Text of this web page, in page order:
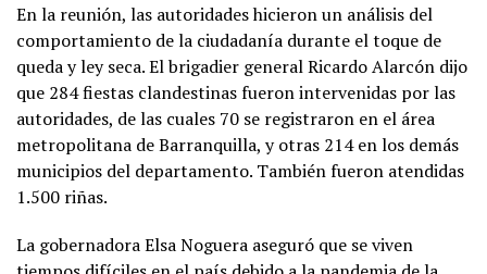
En la reunión, las autoridades hicieron un análisis del
comportamiento de la ciudadanía durante el toque de
queda y ley seca. El brigadier general Ricardo Alarcón dijo
que 284 fiestas clandestinas fueron intervenidas por las
autoridades, de las cuales 70 se registraron en el área
metropolitana de Barranquilla, y otras 214 en los demás
municipios del departamento. También fueron atendidas
1.500 riñas.
La gobernadora Elsa Noguera aseguró que se viven